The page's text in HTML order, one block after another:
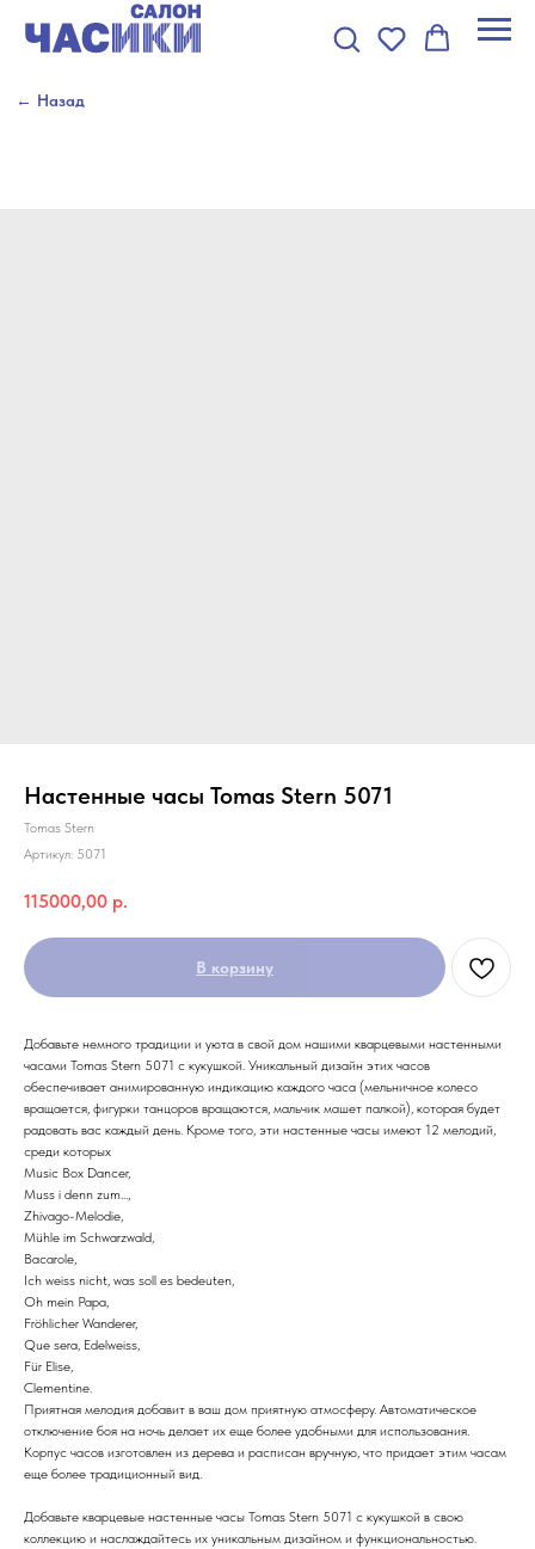
← Назад
Настенные часы Tomas Stern 5071
Tomas Stern
Артикул: 5071
115000,00 р.
В корзину
Добавьте немного традиции и уюта в свой дом нашими кварцевыми настенными
часами Tomas Stern 5071 с кукушкой. Уникальный дизайн этих часов
обеспечивает анимированную индикацию каждого часа (мельничное колесо
вращается, фигурки танцоров вращаются, мальчик машет палкой), которая будет
радовать вас каждый день. Кроме того, эти настенные часы имеют 12 мелодий,
среди которых
Music Box Dancer,
Muss i denn zum...,
Zhivago-Melodie,
Mühle im Schwarzwald,
Bacarole,
Ich weiss nicht, was soll es bedeuten,
Oh mein Papa,
Fröhlicher Wanderer,
Que sera, Edelweiss,
Für Elise,
Clementine.
Приятная мелодия добавит в ваш дом приятную атмосферу. Автоматическое
отключение боя на ночь делает их еще более удобными для использования.
Корпус часов изготовлен из дерева и расписан вручную, что придает этим часам
еще более традиционный вид.
Добавьте кварцевые настенные часы Tomas Stern 5071 с кукушкой в свою
коллекцию и наслаждайтесь их уникальным дизайном и функциональностью.